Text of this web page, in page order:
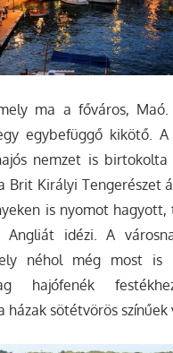
ma a főváros,
egybefüggő kikötő.
nemzet is
Brit Királyi Tengerészet
is nyomot
Angliát idézi. A
néhol még most is
hajófenék
házak sötétvörös színűek